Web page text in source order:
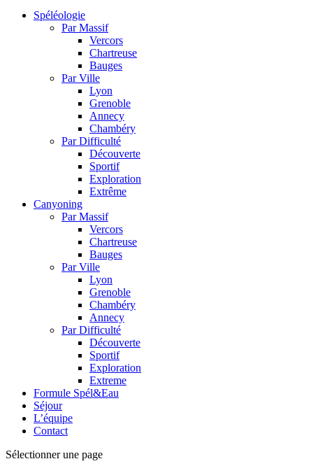
Spéléologie
Par Massif
Vercors
Chartreuse
Bauges
Par Ville
Lyon
Grenoble
Annecy
Chambéry
Par Difficulté
Découverte
Sportif
Exploration
Extrême
Canyoning
Par Massif
Vercors
Chartreuse
Bauges
Par Ville
Lyon
Grenoble
Chambéry
Annecy
Par Difficulté
Découverte
Sportif
Exploration
Extreme
Formule Spél&Eau
Séjour
L’équipe
Contact
Sélectionner une page